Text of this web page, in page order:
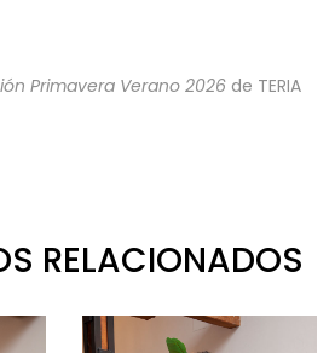
Primavera Verano 2026 de TERIA
RELACIONADOS